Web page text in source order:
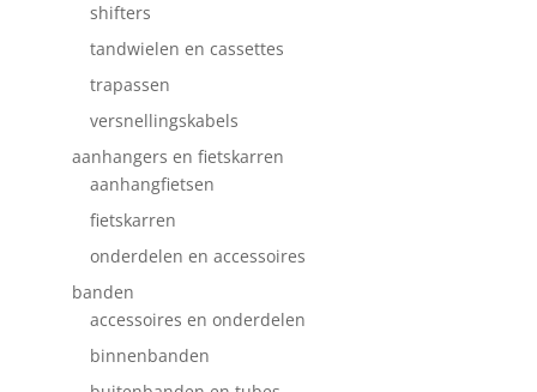
shifters
tandwielen en cassettes
trapassen
versnellingskabels
aanhangers en fietskarren
aanhangfietsen
fietskarren
onderdelen en accessoires
banden
accessoires en onderdelen
binnenbanden